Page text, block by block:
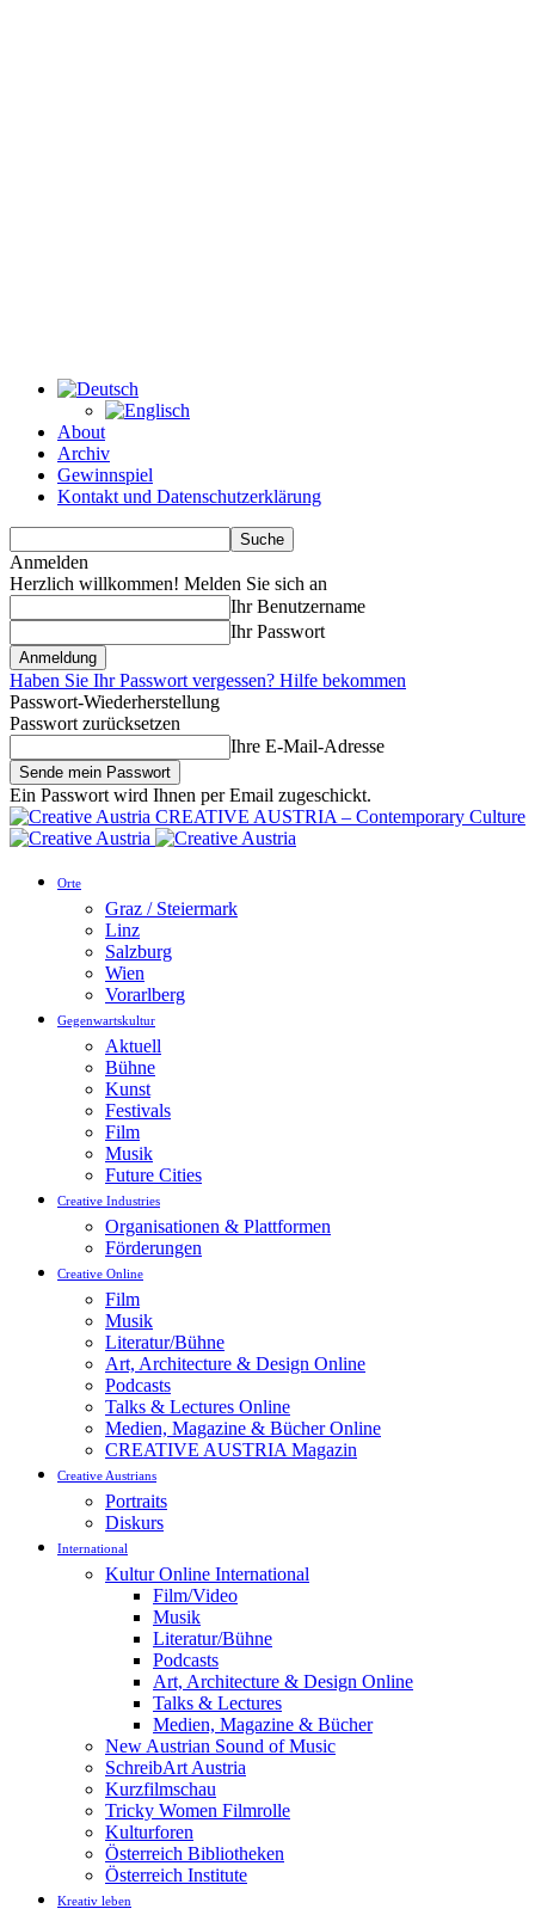
About
Archiv
Gewinnspiel
Kontakt und Datenschutzerklärung
Anmelden
Herzlich willkommen! Melden Sie sich an
Ihr Benutzername
Ihr Passwort
Haben Sie Ihr Passwort vergessen? Hilfe bekommen
Passwort-Wiederherstellung
Passwort zurücksetzen
Ihre E-Mail-Adresse
Ein Passwort wird Ihnen per Email zugeschickt.
CREATIVE AUSTRIA – Contemporary Culture
Orte
Graz / Steiermark
Linz
Salzburg
Wien
Vorarlberg
Gegenwartskultur
Aktuell
Bühne
Kunst
Festivals
Film
Musik
Future Cities
Creative Industries
Organisationen & Plattformen
Förderungen
Creative Online
Film
Musik
Literatur/Bühne
Art, Architecture & Design Online
Podcasts
Talks & Lectures Online
Medien, Magazine & Bücher Online
CREATIVE AUSTRIA Magazin
Creative Austrians
Portraits
Diskurs
International
Kultur Online International
Film/Video
Musik
Literatur/Bühne
Podcasts
Art, Architecture & Design Online
Talks & Lectures
Medien, Magazine & Bücher
New Austrian Sound of Music
SchreibArt Austria
Kurzfilmschau
Tricky Women Filmrolle
Kulturforen
Österreich Bibliotheken
Österreich Institute
Kreativ leben